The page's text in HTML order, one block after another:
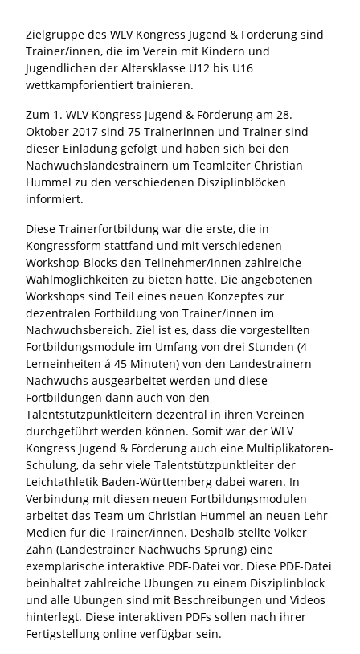
Zielgruppe des WLV Kongress Jugend & Förderung sind
Trainer/innen, die im Verein mit Kindern und
Jugendlichen der Altersklasse U12 bis U16
wettkampforientiert trainieren.
Zum 1. WLV Kongress Jugend & Förderung am 28.
Oktober 2017 sind 75 Trainerinnen und Trainer sind
dieser Einladung gefolgt und haben sich bei den
Nachwuchslandestrainern um Teamleiter Christian
Hummel zu den verschiedenen Disziplinblöcken
informiert.
Diese Trainerfortbildung war die erste, die in
Kongressform stattfand und mit verschiedenen
Workshop-Blocks den Teilnehmer/innen zahlreiche
Wahlmöglichkeiten zu bieten hatte. Die angebotenen
Workshops sind Teil eines neuen Konzeptes zur
dezentralen Fortbildung von Trainer/innen im
Nachwuchsbereich. Ziel ist es, dass die vorgestellten
Fortbildungsmodule im Umfang von drei Stunden (4
Lerneinheiten á 45 Minuten) von den Landestrainern
Nachwuchs ausgearbeitet werden und diese
Fortbildungen dann auch von den
Talentstützpunktleitern dezentral in ihren Vereinen
durchgeführt werden können. Somit war der WLV
Kongress Jugend & Förderung auch eine Multiplikatoren-
Schulung, da sehr viele Talentstützpunktleiter der
Leichtathletik Baden-Württemberg dabei waren. In
Verbindung mit diesen neuen Fortbildungsmodulen
arbeitet das Team um Christian Hummel an neuen Lehr-
Medien für die Trainer/innen. Deshalb stellte Volker
Zahn (Landestrainer Nachwuchs Sprung) eine
exemplarische interaktive PDF-Datei vor. Diese PDF-Datei
beinhaltet zahlreiche Übungen zu einem Disziplinblock
und alle Übungen sind mit Beschreibungen und Videos
hinterlegt. Diese interaktiven PDFs sollen nach ihrer
Fertigstellung online verfügbar sein.